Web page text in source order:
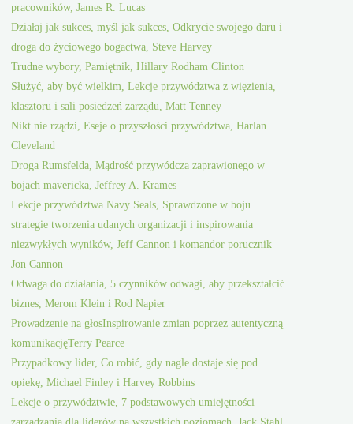
pracowników, James R. Lucas
Działaj jak sukces, myśl jak sukces, Odkrycie swojego daru i
droga do życiowego bogactwa, Steve Harvey
Trudne wybory, Pamiętnik, Hillary Rodham Clinton
Służyć, aby być wielkim, Lekcje przywództwa z więzienia,
klasztoru i sali posiedzeń zarządu, Matt Tenney
Nikt nie rządzi, Eseje o przyszłości przywództwa, Harlan
Cleveland
Droga Rumsfelda, Mądrość przywódcza zaprawionego w
bojach mavericka, Jeffrey A. Krames
Lekcje przywództwa Navy Seals, Sprawdzone w boju
strategie tworzenia udanych organizacji i inspirowania
niezwykłych wyników, Jeff Cannon i komandor porucznik
Jon Cannon
Odwaga do działania, 5 czynników odwagi, aby przekształcić
biznes, Merom Klein i Rod Napier
Prowadzenie na głosInspirowanie zmian poprzez autentyczną
komunikacjęTerry Pearce
Przypadkowy lider, Co robić, gdy nagle dostaje się pod
opiekę, Michael Finley i Harvey Robbins
Lekcje o przywództwie, 7 podstawowych umiejętności